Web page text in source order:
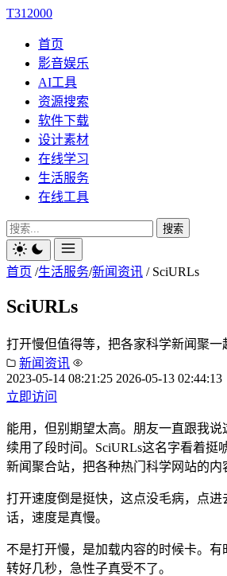
T312000
首页
影音娱乐
AI工具
资源搜索
软件下载
设计素材
在线学习
生活服务
在线工具
搜索
首页 /生活服务/新闻资讯 / SciURLs
SciURLs
打开慢但值得等，把各家科学新闻聚一
新闻资讯
2023-05-14 08:21:25 2026-05-13 02:44:13
立即访问
能用，但别期望太高。朋友一直跟我
续用了段时间。SciURLs这名字看着挺
新闻聚合站，把各种热门科学网站的内
打开速度倒是挺快，这点没毛病，点进
话，速度是真慢。
不是打开慢，是加载内容的时候卡。
转好几秒，急性子真受不了。